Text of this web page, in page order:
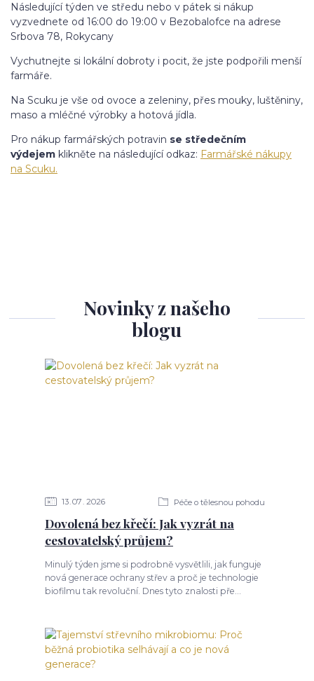
Následující týden ve středu nebo v pátek si nákup
vyzvednete od 16:00 do 19:00 v Bezobalofce na adrese
Srbova 78, Rokycany
Vychutnejte si lokální dobroty i pocit, že jste podpořili menší
farmáře.
Na Scuku je vše od ovoce a zeleniny, přes mouky, luštěniny,
maso a mléčné výrobky a hotová jídla.
Pro nákup farmářských potravin se středečním
výdejem klikněte na následující odkaz: Farmářské nákupy
na Scuku.
Novinky z našeho
blogu
13 07 2026 Péče o tělesnou pohodu
Dovolená bez křečí: Jak vyzrát na
cestovatelský průjem?
Minulý týden jsme si podrobně vysvětlili, jak funguje
nová generace ochrany střev a proč je technologie
biofilmu tak revoluční. Dnes tyto znalosti pře...